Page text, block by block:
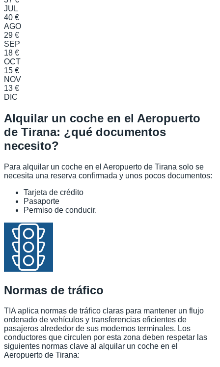
JUL
40 €
AGO
29 €
SEP
18 €
OCT
15 €
NOV
13 €
DIC
Alquilar un coche en el Aeropuerto
de Tirana: ¿qué documentos
necesito?
Para alquilar un coche en el Aeropuerto de Tirana solo se
necesita una reserva confirmada y unos pocos documentos:
Tarjeta de crédito
Pasaporte
Permiso de conducir.
Normas de tráfico
TIA aplica normas de tráfico claras para mantener un flujo
ordenado de vehículos y transferencias eficientes de
pasajeros alrededor de sus modernos terminales. Los
conductores que circulen por esta zona deben respetar las
siguientes normas clave al alquilar un coche en el
Aeropuerto de Tirana: